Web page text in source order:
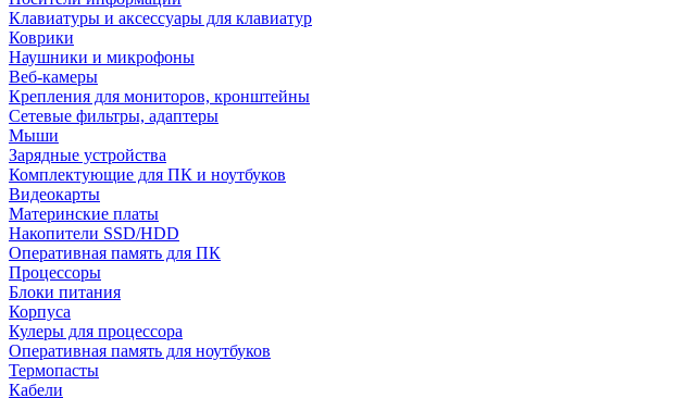
Клавиатуры и аксессуары для клавиатур
Коврики
Наушники и микрофоны
Веб-камеры
Крепления для мониторов, кронштейны
Сетевые фильтры, адаптеры
Мыши
Зарядные устройства
Комплектующие для ПК и ноутбуков
Видеокарты
Материнские платы
Накопители SSD/HDD
Оперативная память для ПК
Процессоры
Блоки питания
Корпуса
Кулеры для процессора
Оперативная память для ноутбуков
Термопасты
Кабели